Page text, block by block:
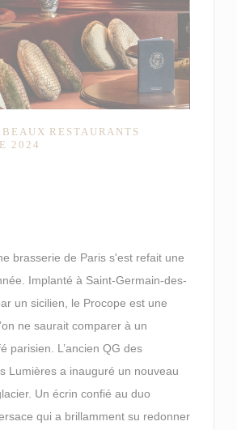
RESTAURANTS
2024
brasserie de Paris s'est refait une
Implanté à Saint-Germain-des-
un sicilien, le Procope est une
ne saurait comparer à un
parisien. L’ancien QG des
Lumières a inauguré un nouveau
Un écrin confié au duo
qui a brillamment su redonner